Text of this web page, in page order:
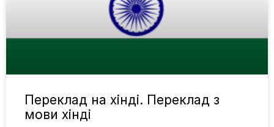
Переклад на хінді. Переклад з
мови хінді